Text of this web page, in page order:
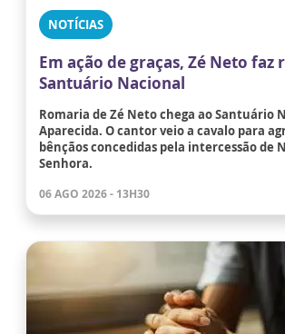
NOTÍCIAS
Em ação de graças, Zé Neto faz
Santuário Nacional
Romaria de Zé Neto chega ao Santuário
Aparecida. O cantor veio a cavalo para
bênçãos concedidas pela intercessão de
Senhora.
06 AGO 2026 - 13H30